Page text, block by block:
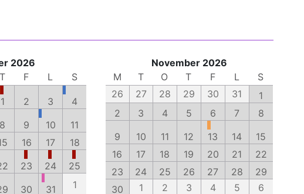
2026
T F L
S
1 2 3
4
8 9 10
11
16 17
18
23 24
25
30 31 1
November 2026
M
T O T F L
S
26
27 28 29 30 31
1
2
3 4 5 6 7
8
9
10 11 12 13 14
15
16
17 18 19 20 21
22
23
24 25 26 27 28
29
30
1 2 3 4 5 6